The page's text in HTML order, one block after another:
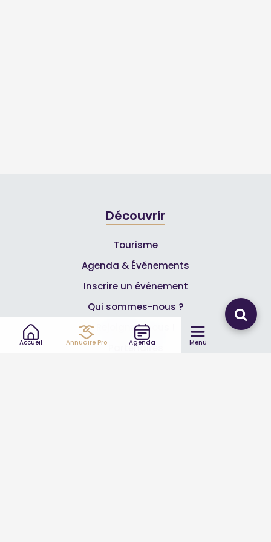
Accueil Annuaire Pro Agenda Menu
Découvrir
Tourisme
Agenda & Événements
Inscrire un événement
Qui sommes-nous ?
Rejoignez-nous !
Partenaires